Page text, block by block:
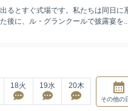
るとすぐ式場です。私たちは同日に
後に、ル・グランクールで披露宴を
18火 19水 20木
その他の